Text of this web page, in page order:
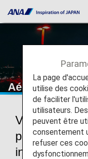
Aéroport
Voyager à
provenance
international
La page
utilise des
de faciliter
utilisateurs.
peuvent être
consentement
refuser ces